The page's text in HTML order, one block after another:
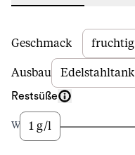
Beschreibung
Geschmack fruchtig
Ausbau Edelstahltank
Restsüße
Wenig1 g/l